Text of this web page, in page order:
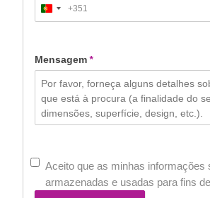
Portugal
+351
+351
Mensagem*
Aceito que as minhas informações
armazenadas e usadas para fins